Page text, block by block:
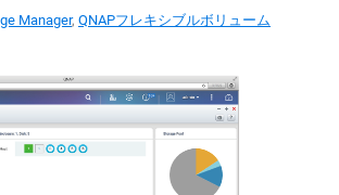
Manager, QNAPフレキシブルボリューム